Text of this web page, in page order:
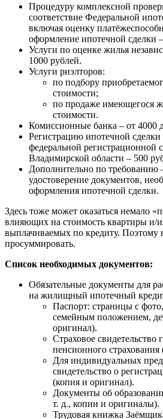
Процедуру комплексной
соответствие Федеральной
включая оценку
оформление ипотечной сделки
Услуги по оценке жилья
1000 рублей.
Услуги риэлторов:
по подбору
стоимости;
по продаже имеющегося
стоимости.
Комиссионные банка – от 4000
Регистрацию ипотечной
федеральной регистрационной
Владимирской области – 500
Дополнительно по требованию
удостоверение документов,
оформления ипотечной сделки.
Здесь тоже может оказаться немало
влияющих на стоимость квартиры и/
выплачиваемых по кредиту. Поэтому
просуммировать.
Список необходимых документов:
Обязательные документы для
на жилищный ипотечный
Паспорт: страницы с
семейным положением,
оригинал).
Страховое свидетельство
пенсионного
Для индивидуальных
свидетельство о
(копия и оригинал).
Документы об
т. д., копии и оригиналы).
Трудовая книжка